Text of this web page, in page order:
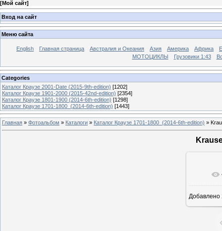
[Мой сайт]
Вход на сайт
Меню сайта
English Главная страница Австралия и Океания Азия Америка Африка
МОТОЦИКЛЫ
Грузовики 1:43
Categories
Каталог Краузе 2001-Date (2015-9th-edition) [1202]
Каталог Краузе 1901-2000 (2015-42nd-edition) [2354]
Каталог Краузе 1801-1900 (2014-6th-edition) [1298]
Каталог Краузе 1701-1800_(2014-6th-edition) [1443]
Главная » Фотоальбом » Каталоги » Каталог Краузе 1701-1800_(2014-6th-edition) »
Добавлено